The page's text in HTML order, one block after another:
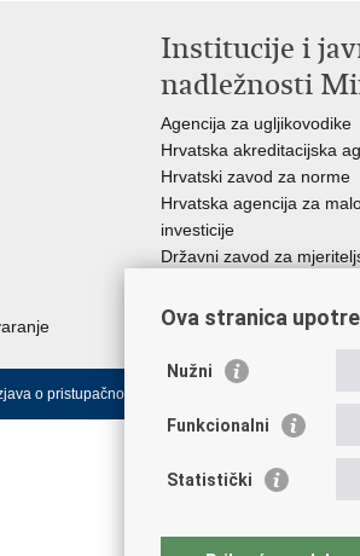
Institucije i
nadležnosti
Agencija za ugljikovodike
Hrvatska akreditacijska
Hrvatski zavod za norme
Hrvatska agencija za
investicije
Državni zavod za
o pristupačnosti
Ova stranica
Nužni
Funkcionalni
Statistički